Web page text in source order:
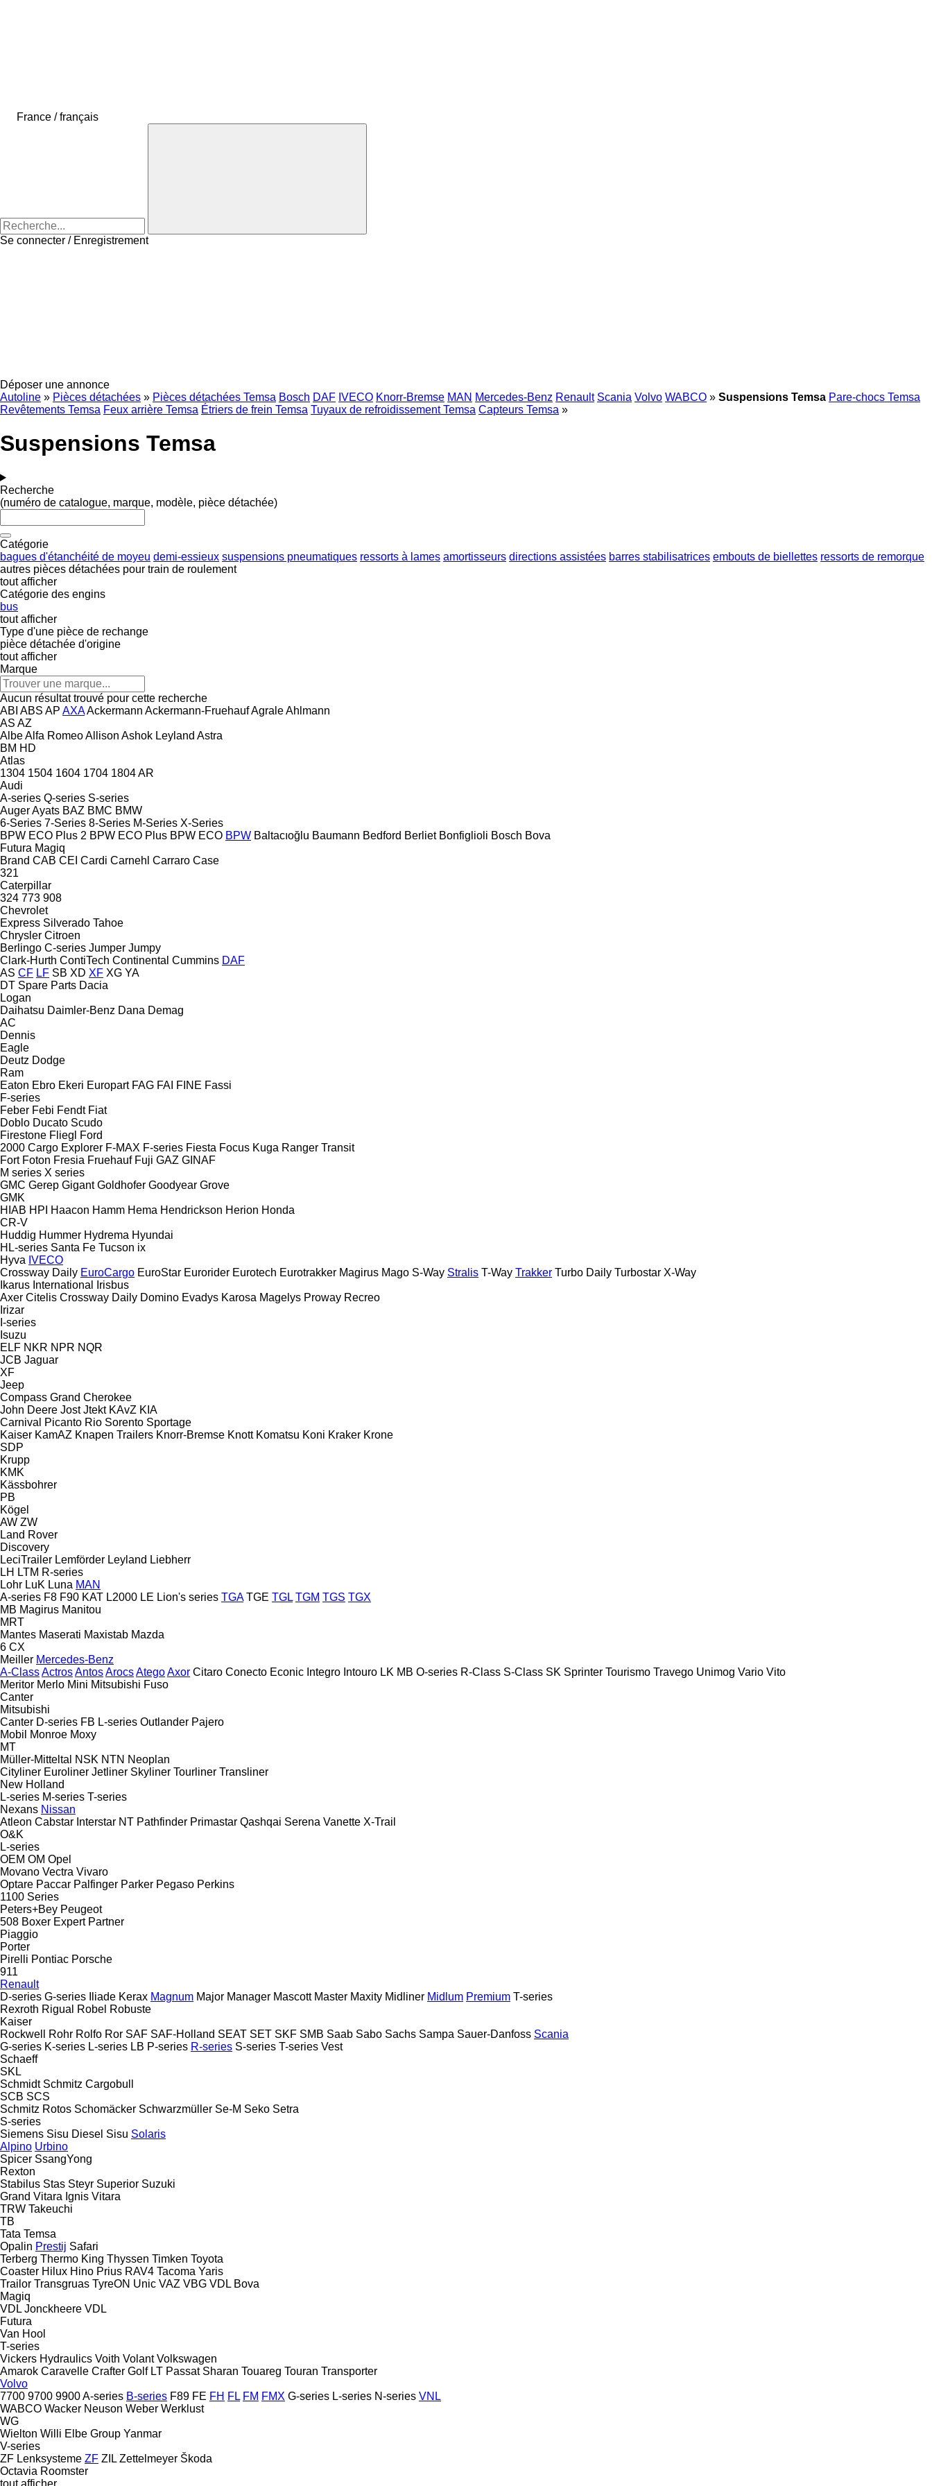
France / français
Se connecter / Enregistrement
Déposer une annonce
Autoline » Pièces détachées » Pièces détachées Temsa Bosch DAF IVECO Knorr-Bremse MAN Mercedes-Benz Renault Scania Volvo WABCO » Suspensions Temsa Pare-chocs Temsa
Revêtements Temsa Feux arrière Temsa Étriers de frein Temsa Tuyaux de refroidissement Temsa Capteurs Temsa »
Suspensions Temsa
Recherche
(numéro de catalogue, marque, modèle, pièce détachée)
Catégorie
bagues d'étanchéité de moyeu demi-essieux suspensions pneumatiques ressorts à lames amortisseurs directions assistées barres stabilisatrices embouts de biellettes ressorts de remorque
autres pièces détachées pour train de roulement
tout afficher
Catégorie des engins
bus
tout afficher
Type d'une pièce de rechange
pièce détachée d'origine
tout afficher
Marque
Aucun résultat trouvé pour cette recherche
ABI ABS AP AXAAckermann Ackermann-FruehaufAgraleAhlmann
AS AZ
AlbeAlfa RomeoAllison Ashok Leyland Astra
BM HD
Atlas
1304 1504 1604 1704 1804AR
Audi
A-series Q-series S-series
AugerAyats BAZ BMC BMW
6-Series 7-Series 8-Series M-Series X-Series
BPW ECO Plus 2 BPW ECO Plus BPW ECO BPW Baltacıoğlu Baumann Bedford Berliet Bonfiglioli Bosch Bova
Futura Magiq
Brand CAB CEI Cardi Carnehl Carraro Case
321
Caterpillar
324 773 908
Chevrolet
Express Silverado Tahoe
Chrysler Citroen
Berlingo C-series Jumper Jumpy
Clark-Hurth ContiTech Continental Cummins DAF
AS CF LF SB XD XF XG YA
DT Spare Parts Dacia
Logan
Daihatsu Daimler-Benz Dana Demag
AC
Dennis
Eagle
Deutz Dodge
Ram
Eaton Ebro Ekeri Europart FAG FAI FINE Fassi
F-series
Feber Febi Fendt Fiat
Doblo Ducato Scudo
Firestone Fliegl
Ford
2000 Cargo Explorer F-MAX F-series Fiesta Focus Kuga Ranger Transit
Fort Foton Fresia Fruehauf Fuji GAZ GINAF
M series X series
GMC Gerep Gigant Goldhofer Goodyear Grove
GMK
HIAB HPI Haacon Hamm Hema Hendrickson Herion Honda
CR-V
Huddig Hummer Hydrema Hyundai
HL-series Santa Fe Tucson ix
Hyva IVECO
Crossway Daily EuroCargo EuroStar Eurorider Eurotech Eurotrakker Magirus Mago S-Way Stralis T-Way Trakker Turbo Daily Turbostar X-Way
Ikarus International
Irisbus
Axer Citelis Crossway Daily Domino Evadys Karosa Magelys Proway Recreo
Irizar
I-series
Isuzu
ELF NKR NPR NQR
JCB Jaguar
XF
Jeep
Compass Grand Cherokee
John Deere Jost Jtekt KAvZ KIA
Carnival
Picanto Rio Sorento Sportage
Kaiser KamAZ Knapen Trailers Knorr-Bremse Knott Komatsu Koni Kraker Krone
SDP
Krupp
KMK
Kässbohrer
PB
Kögel
AW ZW
Land Rover
Discovery
LeciTrailer Lemförder Leyland Liebherr
LH LTM R-series
Lohr LuK Luna MAN
A-series F8 F90 KAT L2000 LE Lion's series TGA TGE TGL TGM TGS TGX
MB Magirus Manitou
MRT
Mantes Maserati Maxistab Mazda
6 CX
Meiller Mercedes-Benz
A-ClassActrosAntosArocsAtegoAxor Citaro Conecto Econic Integro Intouro LK MB O-series R-Class S-Class SK Sprinter Tourismo Travego Unimog Vario Vito
Meritor Merlo Mini Mitsubishi Fuso
Canter
Mitsubishi
Canter D-series FB L-series Outlander Pajero
Mobil
Monroe Moxy
MT
Müller-Mitteltal
NSK NTN Neoplan
Cityliner Euroliner Jetliner Skyliner Tourliner Transliner
New Holland
L-series M-series T-series
Nexans Nissan
Atleon Cabstar Interstar NT Pathfinder Primastar Qashqai Serena Vanette X-Trail
O&K
L-series
OEM OM Opel
Movano Vectra Vivaro
Optare Paccar Palfinger Parker Pegaso Perkins
1100 Series
Peters+Bey Peugeot
508 Boxer Expert Partner
Piaggio
Porter
Pirelli Pontiac Porsche
911
Renault
D-series G-series Iliade Kerax Magnum Major Manager Mascott Master Maxity Midliner Midlum Premium T-series
Rexroth Rigual Robel Robuste
Kaiser
Rockwell
Rohr Rolfo Ror SAF SAF-Holland SEAT SET SKF SMB Saab Sabo Sachs Sampa Sauer-Danfoss Scania
G-series K-series L-series LB P-series R-series S-series T-series Vest
Schaeff
SKL
Schmidt Schmitz Cargobull
SCB SCS
Schmitz Rotos Schomäcker Schwarzmüller Se-M Seko Setra
S-series
Siemens Sisu Diesel Sisu Solaris
Alpino Urbino
Spicer SsangYong
Rexton
Stabilus Stas Steyr Superior Suzuki
Grand Vitara Ignis Vitara
TRW Takeuchi
TB
Tata Temsa
Opalin Prestij Safari
Terberg Thermo King Thyssen Timken Toyota
Coaster Hilux Hino Prius RAV4 Tacoma Yaris
Trailor Transgruas TyreON Unic VAZ VBG VDL Bova
Magiq
VDL Jonckheere VDL
Futura
Van Hool
T-series
Vickers Hydraulics Voith Volant Volkswagen
Amarok Caravelle Crafter Golf LT Passat Sharan Touareg Touran Transporter
Volvo
7700 9700 9900A-series B-series F89 FE FH FL FM FMX G-series L-series N-series VNL
WABCO Wacker Neuson Weber Werklust
WG
Wielton Willi Elbe Group Yanmar
V-series
ZF Lenksysteme ZF ZIL Zettelmeyer Škoda
Octavia Roomster
tout afficher